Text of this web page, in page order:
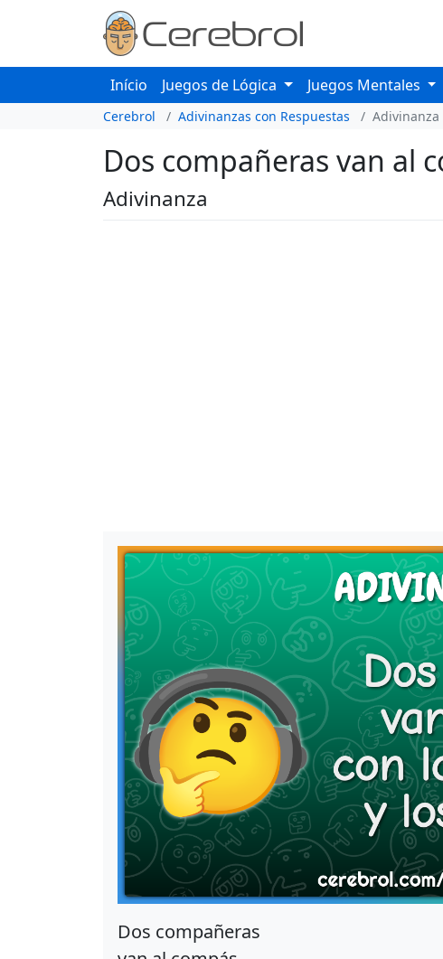
Início Juegos de Lógica Juegos Mentales
Cerebrol Adivinanzas con Respuestas Adivinanza
Dos compañeras van al
Adivinanza
Dos compañeras